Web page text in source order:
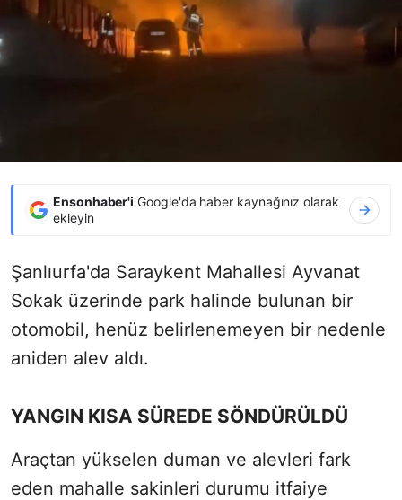
Ensonhaber'i Google'da haber kaynağınız olarak
ekleyin
Şanlıurfa'da Saraykent Mahallesi Ayvanat
Sokak üzerinde park halinde bulunan bir
otomobil, henüz belirlenemeyen bir nedenle
aniden alev aldı.
YANGIN KISA SÜREDE SÖNDÜRÜLDÜ
Araçtan yükselen duman ve alevleri fark
eden mahalle sakinleri durumu itfaiye